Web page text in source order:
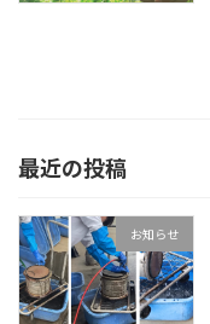
最近の投稿
お知らせ